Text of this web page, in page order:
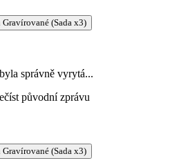
(Sada x3)
správně vyrytá...
původní zprávu
(Sada x3)